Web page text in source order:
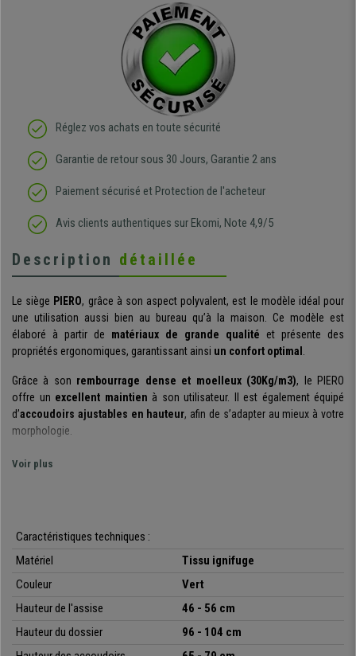
Réglez vos achats en toute sécurité
Garantie de retour sous 30 Jours, Garantie 2 ans
Paiement sécurisé et Protection de l'acheteur
Avis clients authentiques sur Ekomi, Note 4,9/5
Description détaillée
Le siège PIERO, grâce à son aspect polyvalent, est le modèle idéal pour
une utilisation aussi bien au bureau qu’à la maison. Ce modèle est
élaboré à partir de matériaux de grande qualité et présente des
propriétés ergonomiques, garantissant ainsi un confort optimal .
Grâce à son rembourrage dense et moelleux (30Kg/m3), le PIERO
offre un excellent maintien à son utilisateur. Il est également équipé
d’accoudoirs ajustables en hauteur, afin de s’adapter au mieux à votre
morphologie.
Ledossier est ajustable en hauteur
Lepiétement solide , pouvant supporter jusqu'à
revêtement est en
tissu ignifuge de grande qualité
utilisation quotidienne
facile d’entretien
Il s’agit d’un modèle aux lignes simples et actuelles
Voir plus
Caractéristiques techniques :
Matériel
Tissu ignifuge
Couleur
Vert
Hauteur de l'assise
46 - 56 cm
Hauteur du dossier
96 - 104 cm